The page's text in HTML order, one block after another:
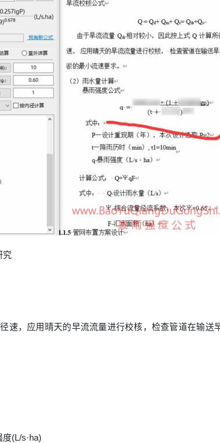
究
速，应用晴天的早流流量进行校核，检查管道在输送
(L/s·ha)